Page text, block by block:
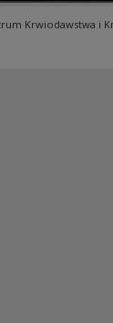
Krwiodawstwa i